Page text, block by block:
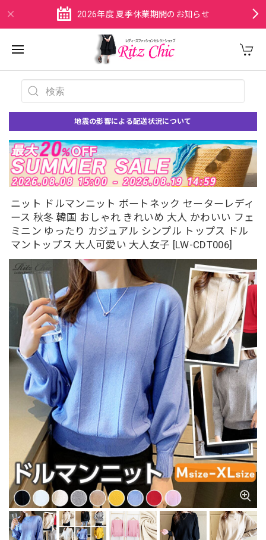
2026年度 夏季休業期間のお知らせ
地震の影響による配送状況について
ニット ドルマンニット ボートネック セーターレディ
ース 秋冬 韓国 おしゃれ きれいめ 大人 かわいい フェ
ミニン ゆったり カジュアル シンプル トップス ドル
マントップス 大人可愛い 大人女子 [LW-CDT006]